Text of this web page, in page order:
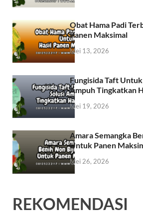
Obat Hama Padi
Panen Maksimal
Mei 13, 2026
Fungisida Taft
Ampuh Tingkatkan
Mei 19, 2026
Amara Semangka
Untuk Panen
Mei 26, 2026
REKOMENDASI